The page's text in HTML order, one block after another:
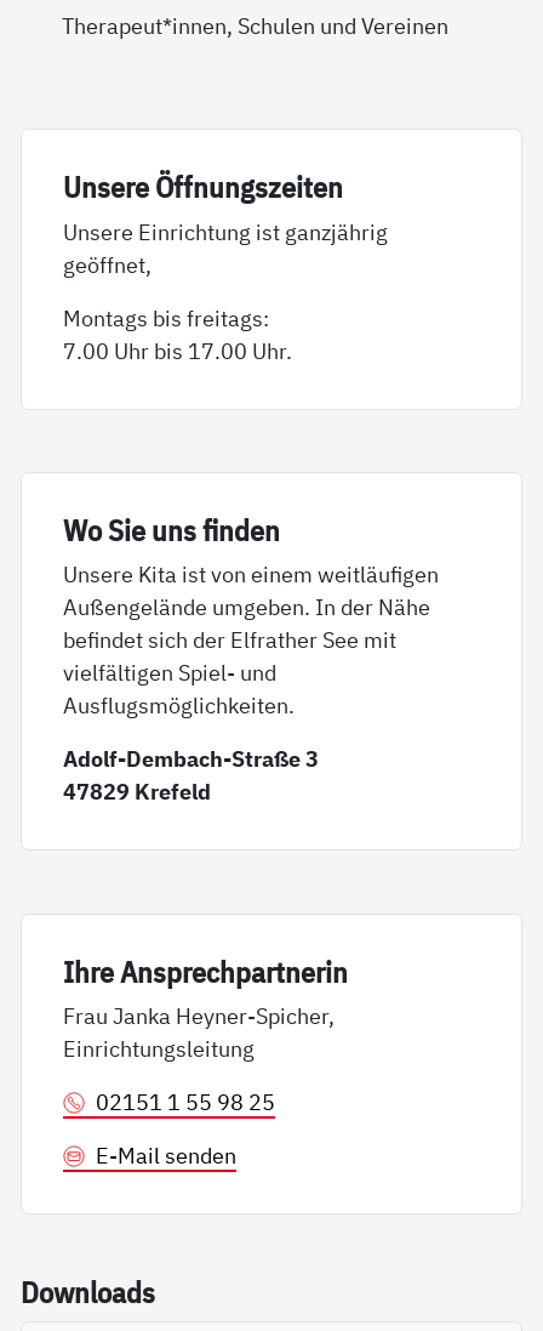
Therapeut*innen, Schulen und Vereinen
Un­se­re Öff­nungs­zei­ten
Unsere Einrichtung ist ganzjährig
geöffnet,
Montags bis freitags:
7.00 Uhr bis 17.00 Uhr.
Wo Sie uns fin­den
Unsere Kita ist von einem weitläufigen
Außengelände umgeben. In der Nähe
befindet sich der Elfrather See mit
vielfältigen Spiel- und
Ausflugsmöglichkeiten.
Adolf-Dembach-Straße 3
47829 Krefeld
Ih­re An­sp­rech­part­ne­rin
Frau Janka Heyner-Spicher,
Einrichtungsleitung
02151 1 55 98 25
E-Mail senden
Down­loads